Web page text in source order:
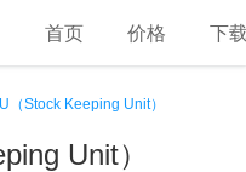
首页 价格 下
（Stock Keeping Unit）
Unit）